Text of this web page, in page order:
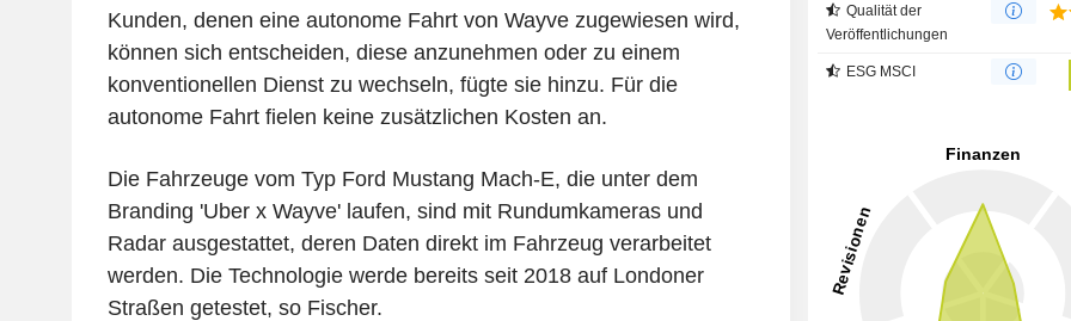
Kunden, denen eine autonome Fahrt von Wayve zugewiesen wird,
können sich entscheiden, diese anzunehmen oder zu einem
konventionellen Dienst zu wechseln, fügte sie hinzu. Für die
autonome Fahrt fielen keine zusätzlichen Kosten an.
Die Fahrzeuge vom Typ Ford Mustang Mach-E, die unter dem
Branding 'Uber x Wayve' laufen, sind mit Rundumkameras und
Radar ausgestattet, deren Daten direkt im Fahrzeug verarbeitet
werden. Die Technologie werde bereits seit 2018 auf Londoner
Straßen getestet, so Fischer.
Qualität der
Veröffentlichungen
ESG MSCI